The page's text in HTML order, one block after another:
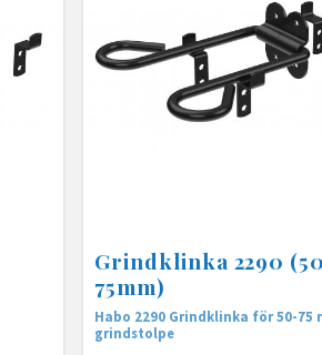
Grindklinka 2290
75mm)
Habo 2290 Grindklinka för 50-75
grindstolpe